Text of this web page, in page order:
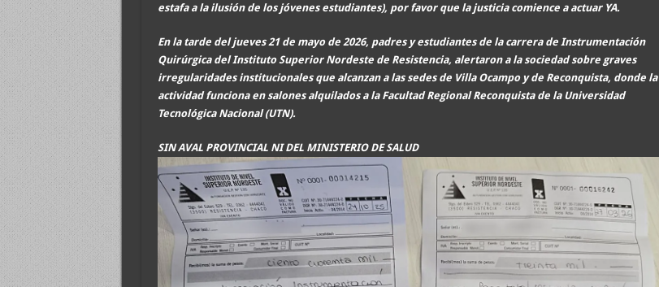
estafa a la ilusión de los jóvenes estudiantes), por favor que la justicia comience a actuar YA.
En la tarde del jueves 21 de mayo de 2026, padres y estudiantes de la carrera de Instrumentación
Quirúrgica del Instituto Superior Nordeste de Resistencia, alertaron a la sociedad sobre graves
irregularidades institucionales que alcanzan a las sedes de Villa Ocampo y de Reconquista, donde la
actividad funciona en salones alquilados a la Facultad Regional Reconquista de la Universidad
Tecnológica Nacional (UTN).
SIN AVAL PROVINCIAL NI DEL MINISTERIO DE SALUD